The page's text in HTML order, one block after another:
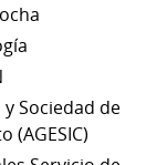
Sociedad de
(AGESIC)